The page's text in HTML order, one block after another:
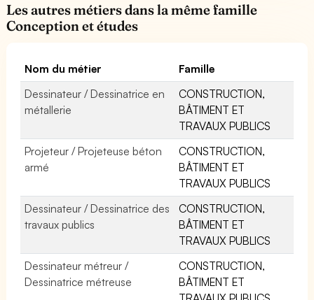
Les autres métiers dans la même famille
Conception et études
Nom du métier
Famille
Dessinateur / Dessinatrice en
métallerie
CONSTRUCTION,
BÂTIMENT ET
TRAVAUX PUBLICS
Projeteur / Projeteuse béton
armé
CONSTRUCTION,
BÂTIMENT ET
TRAVAUX PUBLICS
Dessinateur / Dessinatrice des
travaux publics
CONSTRUCTION,
BÂTIMENT ET
TRAVAUX PUBLICS
Dessinateur métreur /
Dessinatrice métreuse
CONSTRUCTION,
BÂTIMENT ET